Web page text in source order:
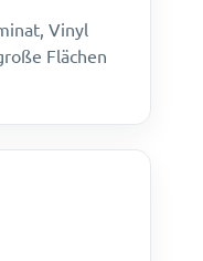
Vinyl
Flächen